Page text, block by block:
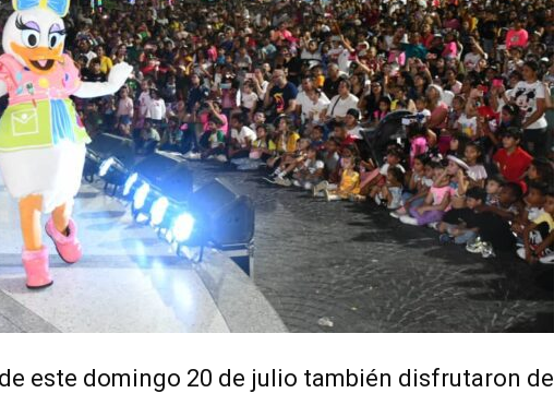
este domingo 20 de julio también disfrutaron de